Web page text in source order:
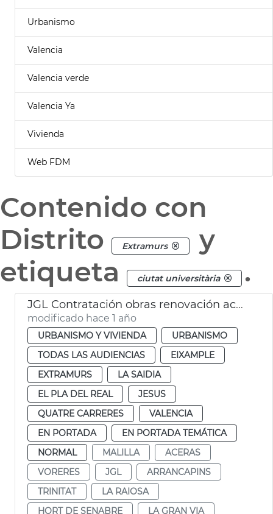
Urbanismo
Valencia
Valencia verde
Valencia Ya
Vivienda
Web FDM
Contenido con
Distrito
Extramurs
y
etiqueta
ciutat universitària .
JGL Contratación obras renovación aceras València
modificado hace 1 año
URBANISMO Y VIVIENDA
URBANISMO
TODAS LAS AUDIENCIAS
EIXAMPLE
EXTRAMURS
LA SAIDIA
EL PLA DEL REAL
JESUS
QUATRE CARRERES
VALENCIA
EN PORTADA
EN PORTADA TEMÁTICA
NORMAL
MALILLA
ACERAS
VORERES
JGL
ARRANCAPINS
TRINITAT
LA RAIOSA
HORT DE SENABRE
LA GRAN VIA